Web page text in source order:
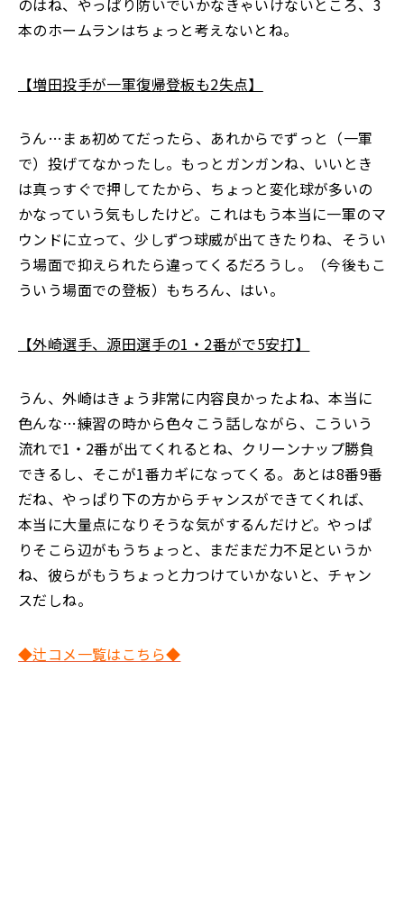
のはね、やっぱり防いでいかなきゃいけないところ、3
本のホームランはちょっと考えないとね。
【増田投手が一軍復帰登板も2失点】
うん…まぁ初めてだったら、あれからでずっと（一軍
で）投げてなかったし。もっとガンガンね、いいとき
は真っすぐで押してたから、ちょっと変化球が多いの
かなっていう気もしたけど。これはもう本当に一軍のマ
ウンドに立って、少しずつ球威が出てきたりね、そうい
う場面で抑えられたら違ってくるだろうし。（今後もこ
ういう場面での登板）もちろん、はい。
【外崎選手、源田選手の1・2番がで5安打】
うん、外崎はきょう非常に内容良かったよね、本当に
色んな…練習の時から色々こう話しながら、こういう
流れで1・2番が出てくれるとね、クリーンナップ勝負
できるし、そこが1番カギになってくる。あとは8番9番
だね、やっぱり下の方からチャンスができてくれば、
本当に大量点になりそうな気がするんだけど。やっぱ
りそこら辺がもうちょっと、まだまだ力不足というか
ね、彼らがもうちょっと力つけていかないと、チャン
スだしね。
◆辻コメ一覧はこちら◆